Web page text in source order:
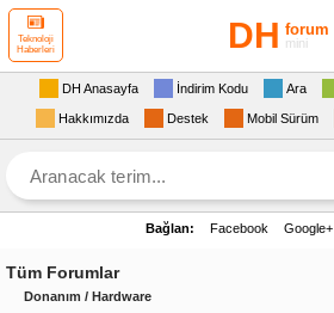
Teknoloji
Haberleri
DH forum
mini
DH Anasayfa İndirim Kodu Ara
Hakkımızda Destek Mobil Sürüm
Bağlan: Facebook Google+
Tüm Forumlar
Donanım / Hardware